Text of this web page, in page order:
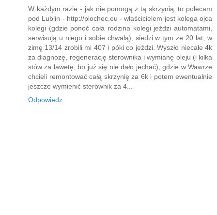
W każdym razie - jak nie pomogą z tą skrzynią, to polecam
pod Lublin - http://plochec.eu - właścicielem jest kolega ojca
kolegi (gdzie ponoć cała rodzina kolegi jeździ automatami,
serwisują u niego i sobie chwalą), siedzi w tym ze 20 lat, w
zimę 13/14 zrobili mi 407 i póki co jeździ. Wyszło niecałe 4k
za diagnozę, regenerację sterownika i wymianę oleju (i kilka
stów za lawetę, bo już się nie dało jechać), gdzie w Wawrze
chcieli remontować całą skrzynię za 6k i potem ewentualnie
jeszcze wymienić sterownik za 4...
Odpowiedz